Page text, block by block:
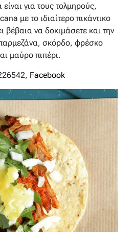
για τους τολμηρούς,
με το ιδιαίτερο πικάντικο
βέβαια να δοκιμάσετε και την
σκόρδο, φρέσκο
μαύρο πιπέρι.
Facebook